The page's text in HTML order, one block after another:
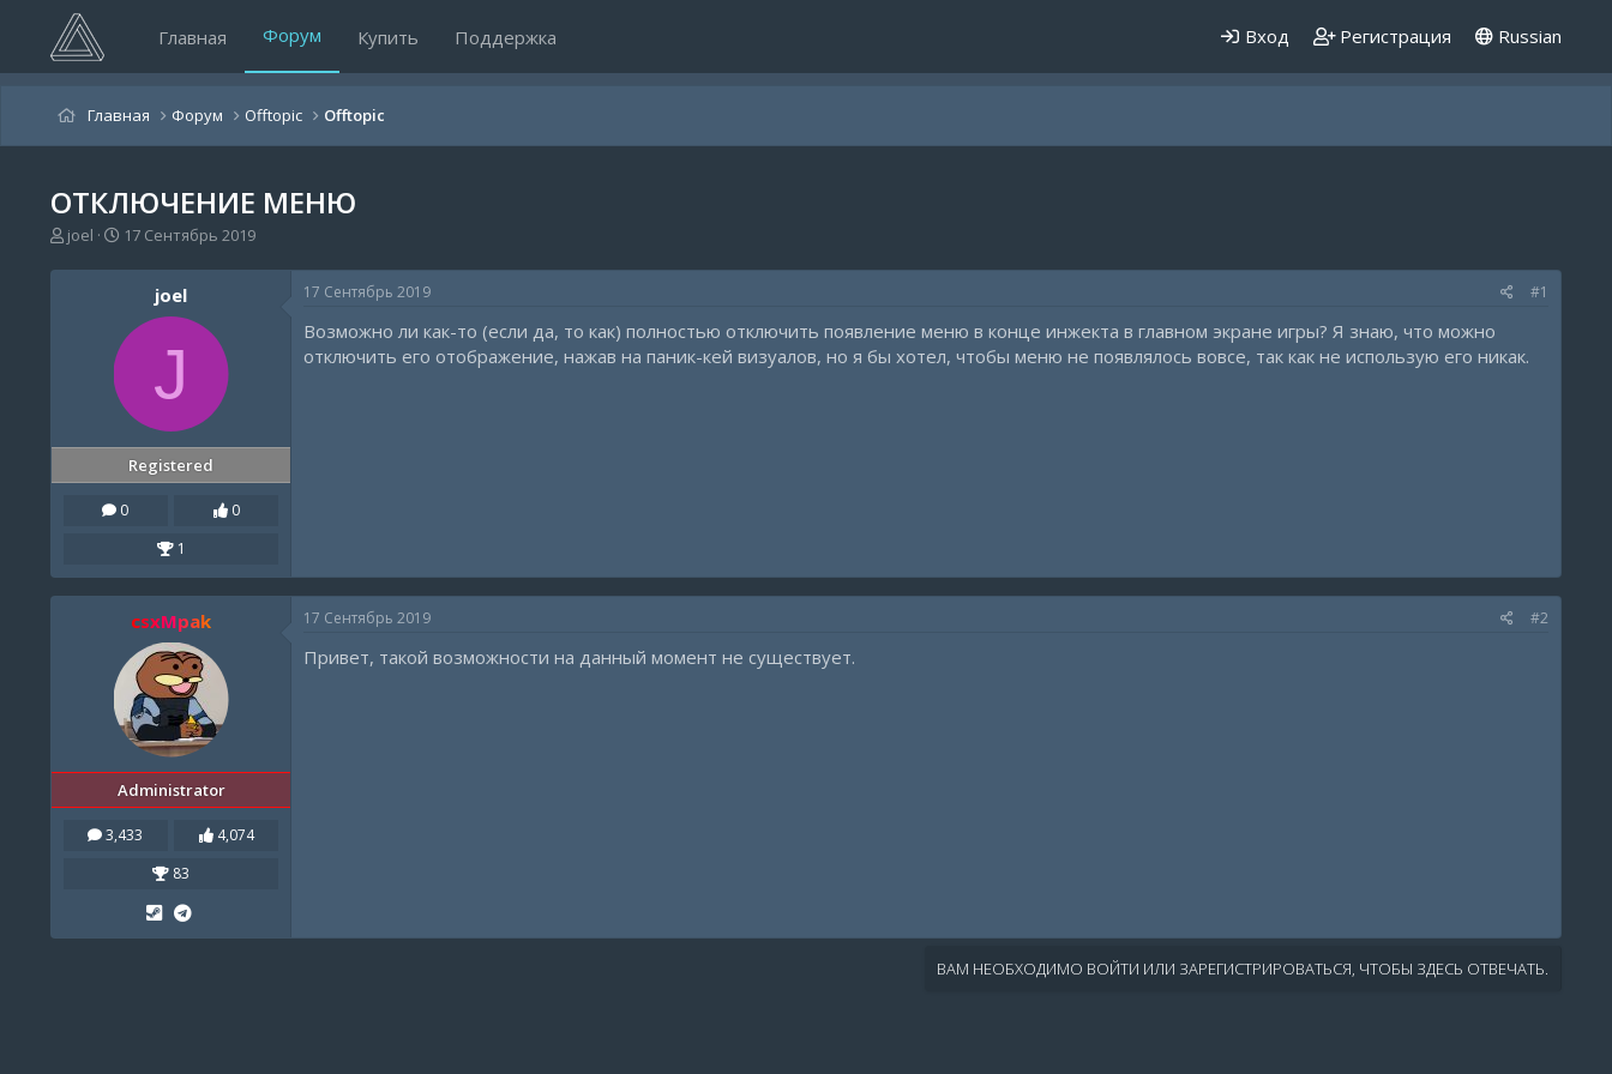
Главная Форум Купить Поддержка Вход Регистрация Russian
Главная Форум Offtopic Offtopic
ОТКЛЮЧЕНИЕ МЕНЮ
А
т
joel
Д
т
а
л
17 Сентябрь 2019
joel
J
Registered
0
0
1
17 Сентябрь 2019 #1
Возможно ли как-то (если да, то как) полностью отключить появление меню в конце инжекта в главном экране игры? Я знаю, что можно
отключить его отображение, нажав на паник-кей визуалов, но я бы хотел, чтобы меню не появлялось вовсе, так как не использую его никак.
csxMpak
Administrator
3,433
4,074
83
17 Сентябрь 2019 #2
Привет, такой возможности на данный момент не существует.
ВАМ НЕОБХОДИМО ВОЙТИ ИЛИ ЗАРЕГИСТРИРОВАТЬСЯ, ЧТОБЫ ЗДЕСЬ ОТВЕЧАТЬ.